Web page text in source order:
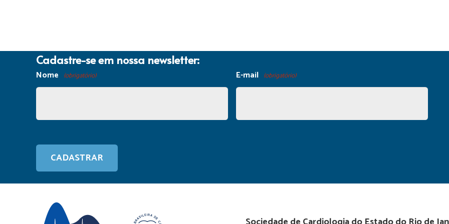
Cadastre-se em nossa newsletter:
Nome (obrigatório) E-mail (obrigatório)